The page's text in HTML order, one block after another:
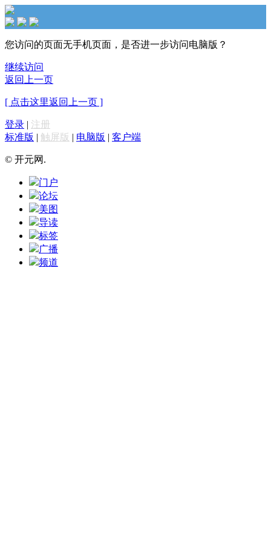
您访问的页面无手机页面，是否进一步访问电脑版？
继续访问
返回上一页
[ 点击这里返回上一页 ]
登录 | 注册
标准版 | 触屏版 | 电脑版 | 客户端
© 开元网.
门户
论坛
美图
导读
标签
广播
频道